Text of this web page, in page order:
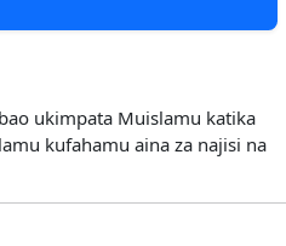
kufahamu aina za najisi na